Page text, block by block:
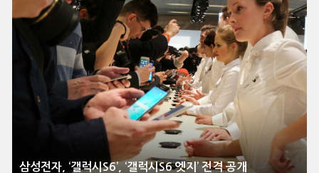
삼성전자, ‘갤럭시S6’, ‘갤럭시S6 엣지’ 전격 공개